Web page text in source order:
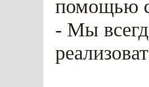
помощью
- Мы